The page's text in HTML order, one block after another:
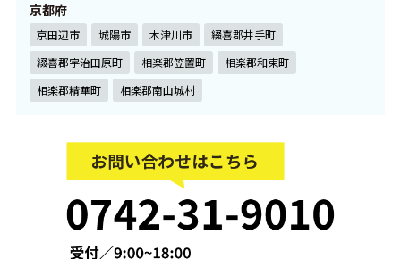
京都府
京田辺市 城陽市 木津川市
綴喜郡井手町
綴喜郡宇治田原町
相楽郡笠置町
相楽郡和束町
相楽郡精華町
相楽郡南山城村